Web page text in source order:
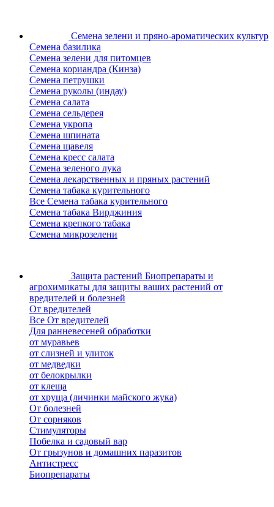
Семена зелени и пряно-ароматических культур
Семена базилика
Семена зелени для питомцев
Семена кориандра (Кинза)
Семена петрушки
Семена руколы (индау)
Семена салата
Семена сельдерея
Семена укропа
Семена шпината
Семена щавеля
Семена кресс салата
Семена зеленого лука
Семена лекарственных и пряных растений
Семена табака курительного
Все Семена табака курительного
Семена табака Вирджиния
Семена крепкого табака
Семена микрозелени
Защита растений Биопрепараты и
агрохимикаты для защиты ваших растений от
вредителей и болезней
От вредителей
Все От вредителей
Для ранневесеней обработки
от муравьев
от слизней и улиток
от медведки
от белокрылки
от клеща
от хруща (личинки майского жука)
От болезней
От сорняков
Стимуляторы
Побелка и садовый вар
От грызунов и домашних паразитов
Антистресс
Биопрепараты